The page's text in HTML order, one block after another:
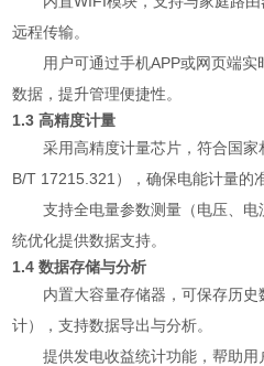
远程传输。
用户可通过手机APP或网页端
数据，提升管理便捷性。
1.3 高精度计量
采用高精度计量芯片，符合国
B/T 17215.321），确保电能计量的
支持全电量参数测量（电压、
统优化提供数据支持。
1.4 数据存储与分析
内置大容量存储器，可保存历
计），支持数据导出与分析。
提供发电收益统计功能，帮助用